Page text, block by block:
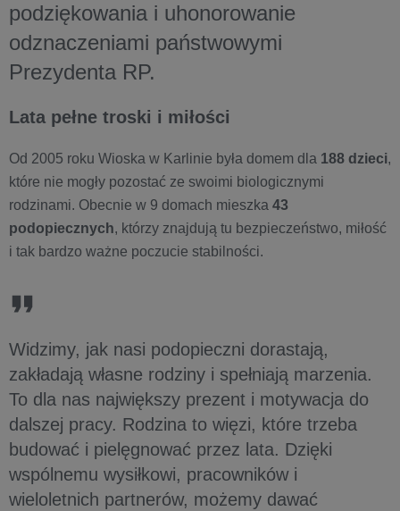
podziękowania i uhonorowanie
odznaczeniami państwowymi
Prezydenta RP.
Lata pełne troski i miłości
Od 2005 roku Wioska w Karlinie była domem dla 188 dzieci,
które nie mogły pozostać ze swoimi biologicznymi
rodzinami. Obecnie w 9 domach mieszka 43
podopiecznych, którzy znajdują tu bezpieczeństwo, miłość
i tak bardzo ważne poczucie stabilności. ​
Widzimy, jak nasi podopieczni dorastają,
zakładają własne rodziny i spełniają marzenia.
To dla nas największy prezent i motywacja do
dalszej pracy. Rodzina to więzi, które trzeba
budować i pielęgnować przez lata. Dzięki
wspólnemu wysiłkowi, pracowników i
wieloletnich partnerów, możemy dawać